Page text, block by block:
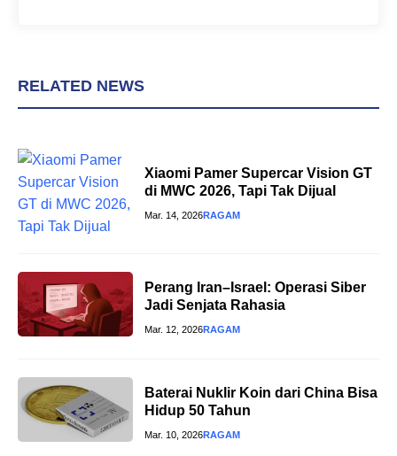
RELATED NEWS
Xiaomi Pamer Supercar Vision GT
di MWC 2026, Tapi Tak Dijual
Mar. 14, 2026RAGAM
Perang Iran–Israel: Operasi Siber
Jadi Senjata Rahasia
Mar. 12, 2026RAGAM
Baterai Nuklir Koin dari China Bisa
Hidup 50 Tahun
Mar. 10, 2026RAGAM